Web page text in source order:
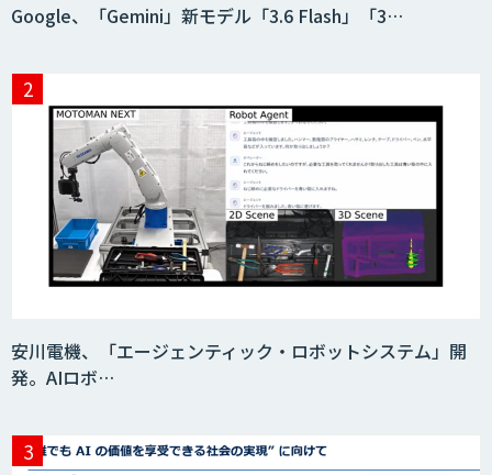
Google、「Gemini」新モデル「3.6 Flash」「3…
安川電機、「エージェンティック・ロボットシステム」開
発。AIロボ…